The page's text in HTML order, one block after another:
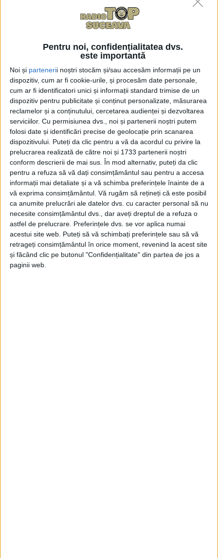
Pentru noi, confidențialitatea dvs.
este importantă
Noi și partenerii noștri stocăm și/sau accesăm informații pe un
dispozitiv, cum ar fi cookie-urile, și procesăm date personale,
cum ar fi identificatori unici și informații standard trimise de un
dispozitiv pentru publicitate și conținut personalizate, măsurarea
reclamelor și a conținutului, cercetarea audienței și dezvoltarea
serviciilor. Cu permisiunea dvs., noi și partenerii noștri putem
folosi date și identificări precise de geolocație prin scanarea
dispozitivului. Puteți da clic pentru a vă da acordul cu privire la
prelucrarea realizată de către noi și 1733 partenerii noștri
conform descrierii de mai sus. În mod alternativ, puteți da clic
pentru a refuza să vă dați consimțământul sau pentru a accesa
informații mai detaliate și a vă schimba preferințele înainte de a
vă exprima consimțământul. Vă rugăm să rețineți că este posibil
ca anumite prelucrări ale datelor dvs. cu caracter personal să nu
necesite consimțământul dvs., dar aveți dreptul de a refuza o
astfel de prelucrare. Preferințele dvs. se vor aplica numai
acestui site web. Puteți să vă schimbați preferințele sau să vă
retrageți consimțământul în orice moment, revenind la acest site
și făcând clic pe butonul "Confidențialitate" din partea de jos a
paginii web.
Cea de-a VI-a ediție a Festivalului ”Bucovina
Motorfest” va avea loc pe platoul Cetății de Scaun a
Sucevei în perioada 9-11 august. Primăria va aloca
pentru acest eveniment 120.000 de lei. Suma ar
urma să fie aprobată în ședința Consiliului Local de
vineri, 28 iunie, cînd ar urma să se încheie
parteneriatul cu Asociația Legio Phoenix MC Suceava,
organizatorul festivalului. Proiectul de hotărîre care
se va supune aprobării a fost inițiat de primarul Ion
Lungu. Pe lîngă concerte de rock, și numai, vor fi
parade și expoziții de motoare, jocuri interactive și o
tombolă.
Tags: Ion Lungu Motorfest Cetatea de Scaun a Sucevei
Primăria Suceava
Articolesimilare